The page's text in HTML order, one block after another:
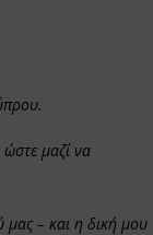
μαζί να
μας – και η δική μου